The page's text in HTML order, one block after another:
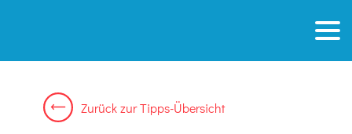
ZurückzurTipps-Übersicht